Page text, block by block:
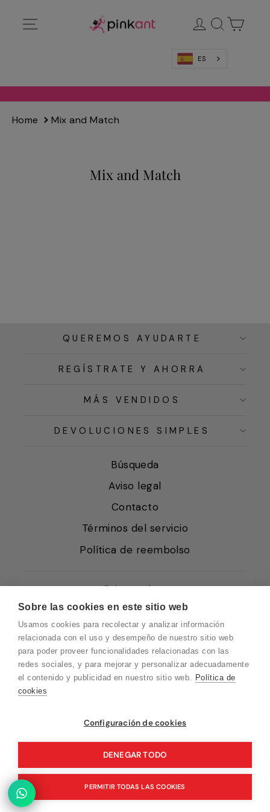
Sobre las cookies en este sitio web
Usamos cookies para recolectar y analizar información
relacionada con el uso y desempeño de nuestro sitio web
para poder proveer funcionalidades relacionadas con las
redes sociales, y para mejorar y personalizar adecuadamente
el contenido y publicidad en nuestro sitio web. Política de
cookies
Configuración de cookies
DENEGAR TODO
PERMITIR TODAS LAS COOKIES
directamente
Ingresar
Buscar
ES
Home Mix and Match
Mix and Match
QUEREMOS AYUDARTE
REGÍSTRATE Y AHORRA
MÁS VENDIDOS
DEVOLUCIONES SIMPLES
Búsqueda
Aviso legal
Contacto
Términos del servicio
Política de reembolso
Condiciones de Venta
Quiénes somos
Política de Cookies
Protección de Datos
Blog EN
Blog DE
Blog IT
Vuelvo en un momento. Recuerda que
nuestro horario de atención al cliente es de